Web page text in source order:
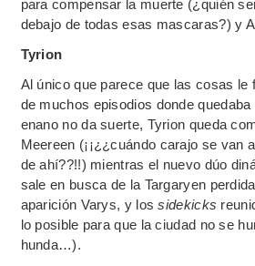
para compensar la muerte (¿quién
debajo de todas esas mascaras?) y
Tyrion
Al único que parece que las cosas le
de muchos episodios donde
enano no da suerte, Tyrion queda
Meereen (¡¡¿¿cuándo carajo se van
de ahí??!!) mientras el nuevo dúo
sale en busca de la Targaryen
aparición Varys, y lossidekicks
lo posible para que la ciudad no se
hunda…).